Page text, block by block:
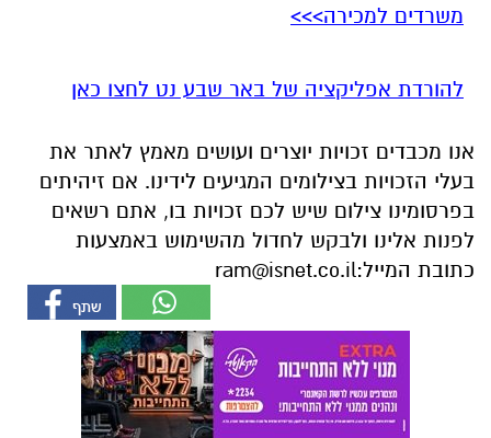
משרדים למכירה>>>
להורדת אפליקציה של באר שבע נט לחצו כאן
אנו מכבדים זכויות יוצרים ועושים מאמץ לאתר את
בעלי הזכויות בצילומים המגיעים לידינו. אם זיהיתים
בפרסומינו צילום שיש לכם זכויות בו, אתם רשאים
לפנות אלינו ולבקש לחדול מהשימוש באמצעות
כתובת המייל:ram@isnet.co.il